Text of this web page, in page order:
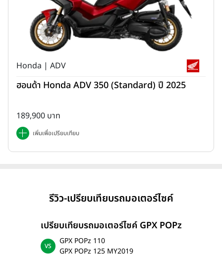
Honda | ADV
ฮอนด้า Honda ADV 350 (Standard) ปี 2025
189,900 บาท
เพิ่มเพื่อเปรียบเทียบ
รีวิว-เปรียบเทียบรถมอเตอร์ไซค์
เปรียบเทียบรถมอเตอร์ไซค์ GPX POPz
GPX POPz 110
GPX POPz 125 MY2019